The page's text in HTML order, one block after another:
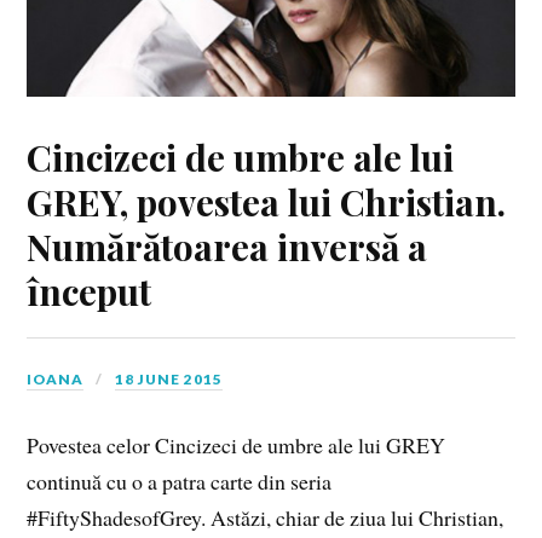
Cincizeci de umbre ale lui
GREY, povestea lui Christian.
Numărătoarea inversă a
început
IOANA 18 JUNE 2015
Povestea celor Cincizeci de umbre ale lui GREY
continuă cu o a patra carte din seria
#FiftyShadesofGrey. Astăzi, chiar de ziua lui Christian,